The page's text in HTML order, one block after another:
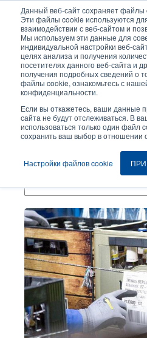
Данный веб-сайт сохраняет
Эти файлы cookie используются
взаимодействии с веб-сайтом и
Мы используем эти данные для
индивидуальной настройки веб-
целях анализа и получения
посетителях данного веб-сайта и
получения подробных сведений о
файлы cookie, ознакомьтесь с
конфиденциальности.
Если вы откажетесь, ваши данные
сайта не будут отслеживаться. В
использоваться только один файл
сохранить ваш выбор в отношении
Настройки файлов cookie
основному
содержанию
Header
Продукты